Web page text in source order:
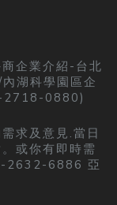
企業介紹-台北
湖科學園區企
2718-0880)
求及意見.當日
或你有即時需
2632-6886 亞